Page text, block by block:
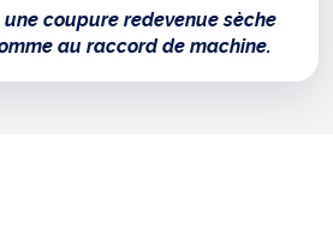
coupure redevenue sèche
au raccord de machine.